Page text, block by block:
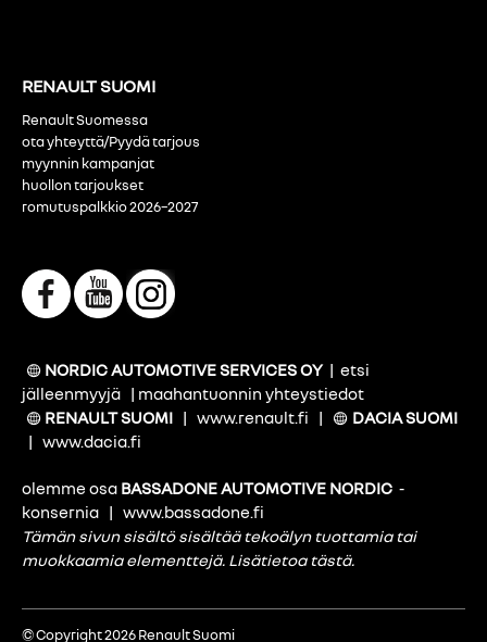
RENAULT SUOMI
Renault Suomessa
ota yhteyttä/Pyydä tarjous
myynnin kampanjat
huollon tarjoukset
romutuspalkkio 2026–2027
NORDIC AUTOMOTIVE SERVICES OY | etsi
jälleenmyyjä | maahantuonnin yhteystiedot
RENAULT SUOMI | www.renault.fi |
DACIA SUOMI
| www.dacia.fi
olemme osa BASSADONE AUTOMOTIVE NORDIC -
konsernia | www.bassadone.fi
Tämän sivun sisältö sisältää tekoälyn tuottamia tai
muokkaamia elementtejä. Lisätietoa tästä.
© Copyright 2026 Renault Suomi